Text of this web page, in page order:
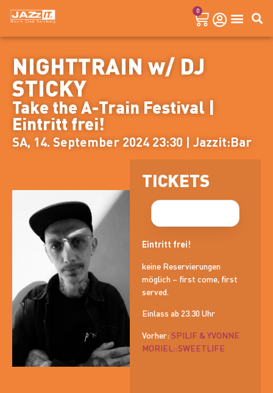
0
NIGHTTRAIN w/ DJ
STICKY
Take the A-Train Festival |
Eintritt frei!
SA, 14. September 2024 23:30 | Jazzit:Bar
TICKETS
Eintritt frei!
keine Reservierungen
möglich – first come, first
served.
Einlass ab 23.30 Uhr
Vorher: SPILIF & YVONNE
MORIEL::SWEETLIFE